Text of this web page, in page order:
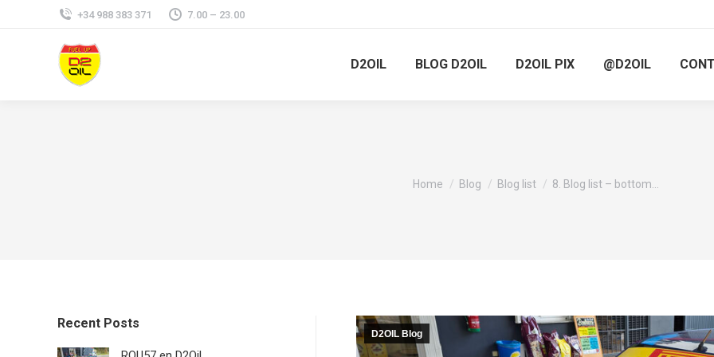
+34 988 383 371 7.00 – 23.00
D2OIL BLOG D2OIL D2OIL PIX @D2OIL
You are here:
Home Blog Blog list 8. Blog list – bottom…
D2OIL Blog
Recent Posts